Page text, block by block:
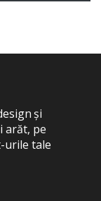
și
arăt, pe
urile tale